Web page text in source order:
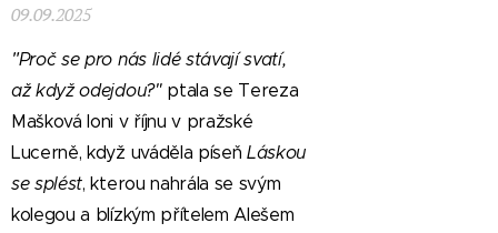
09.09.2025
"Proč se pro nás lidé stávají svatí,
až když odejdou?"ptala se Tereza
Mašková loni v říjnu v pražské
Lucerně, když uváděla píseňLáskou
se splést, kterou nahrála se svým
kolegou a blízkým přítelem Alešem